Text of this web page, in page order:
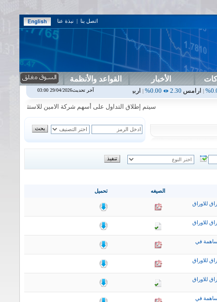
اتصل بنا | نبذة عنا
الأخبار القواعد والأنظمة
2.30
|اربيل 0.00
0.00%
|اسفنج1.87
سيتم إطلاق التداول على أسهم شركة الامين للاستثمار المالي في
تحميل الصيغه
للاوراق
للاوراق
في
للاوراق
للاوراق
في